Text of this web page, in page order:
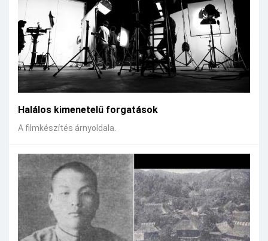
Halálos kimenetelű forgatások
A filmkészítés árnyoldala.